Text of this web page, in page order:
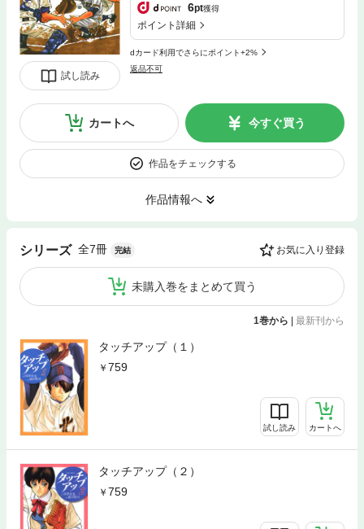
試し読み
6pt獲得
ポイント詳細
dカード利用でさらにポイント+2%
返品不可
カートへ 今すぐ買う
作品をチェックする
作品情報へ
シリーズ 全7冊 完結 お気に入り登録
未購入巻をまとめて買う
1巻から | 最新刊から
タッチアップ（１）
759
試し読み カートへ
タッチアップ（２）
759